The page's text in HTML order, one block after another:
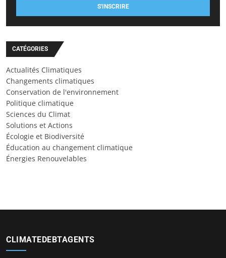
S'INSCRIRE
CATÉGORIES
Actualités Climatiques
Changements climatiques
Conservation de l'environnement
Politique climatique
Sciences du Climat
Solutions et Actions
Écologie et Biodiversité
Éducation au changement climatique
Énergies Renouvelables
CLIMATEDEBTAGENTS